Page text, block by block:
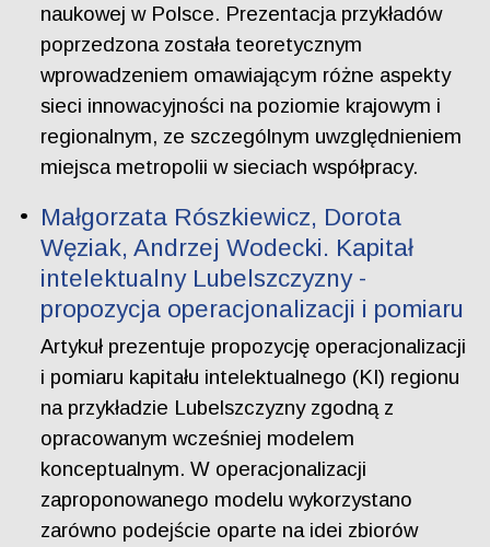
naukowej w Polsce. Prezentacja przykładów
poprzedzona została teoretycznym
wprowadzeniem omawiającym różne aspekty
sieci innowacyjności na poziomie krajowym i
regionalnym, ze szczególnym uwzględnieniem
miejsca metropolii w sieciach współpracy.
Małgorzata Rószkiewicz, Dorota
Węziak, Andrzej Wodecki. Kapitał
intelektualny Lubelszczyzny -
propozycja operacjonalizacji i pomiaru
Artykuł prezentuje propozycję operacjonalizacji
i pomiaru kapitału intelektualnego (KI) regionu
na przykładzie Lubelszczyzny zgodną z
opracowanym wcześniej modelem
konceptualnym. W operacjonalizacji
zaproponowanego modelu wykorzystano
zarówno podejście oparte na idei zbiorów